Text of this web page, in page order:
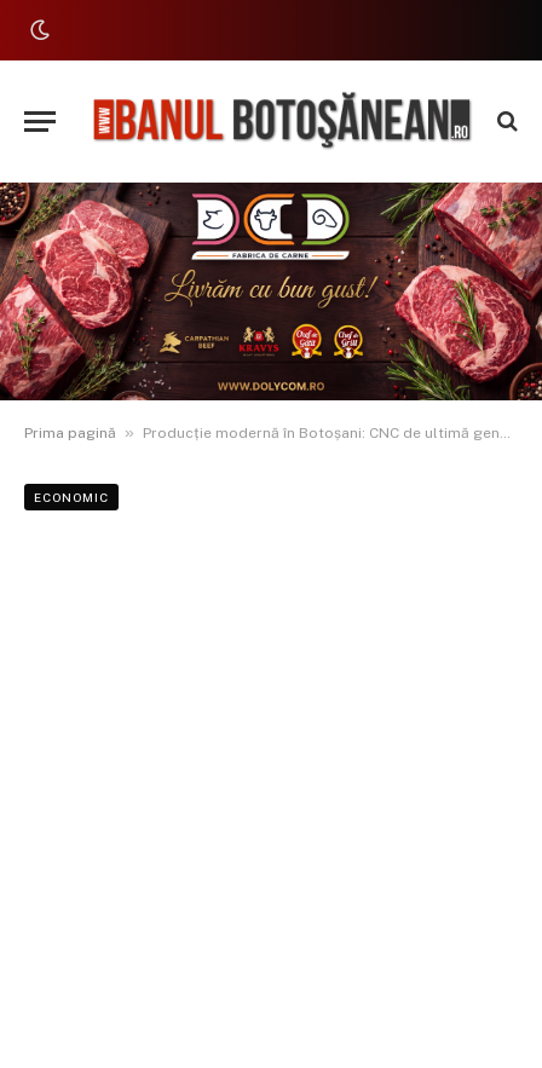
Prima pagină » Producție modernă în Botoșani: CNC de ultimă generație la Echipamente Hidraulice Dorohoi
ECONOMIC